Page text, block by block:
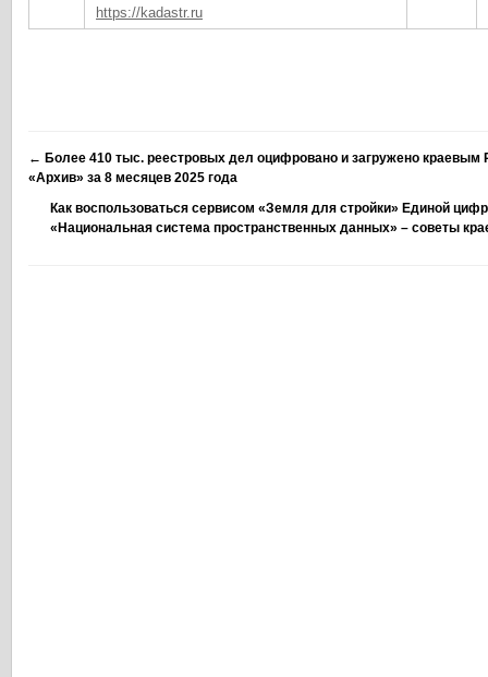
https://kadastr.ru
← Более 410 тыс. реестровых дел оцифровано и загружено краевым
«Архив» за 8 месяцев 2025 года
Как воспользоваться сервисом «Земля для стройки» Единой
«Национальная система пространственных данных» – советы